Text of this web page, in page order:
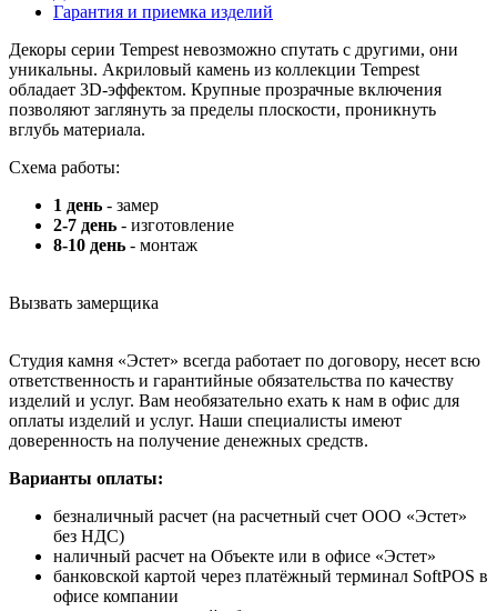
Гарантия и приемка изделий
Декоры серии Tempest невозможно спутать с другими, они
уникальны. Акриловый камень из коллекции Tempest
обладает 3D-эффектом. Крупные прозрачные включения
позволяют заглянуть за пределы плоскости, проникнуть
вглубь материала.
Схема работы:
1 день - замер
2-7 день - изготовление
8-10 день - монтаж
Вызвать замерщика
Студия камня «Эстет» всегда работает по договору, несет всю
ответственность и гарантийные обязательства по качеству
изделий и услуг. Вам необязательно ехать к нам в офис для
оплаты изделий и услуг. Наши специалисты имеют
доверенность на получение денежных средств.
Варианты оплаты:
безналичный расчет (на расчетный счет ООО «Эстет»
без НДС)
наличный расчет на Объекте или в офисе «Эстет»
банковской картой через платёжный терминал SoftPOS в
офисе компании